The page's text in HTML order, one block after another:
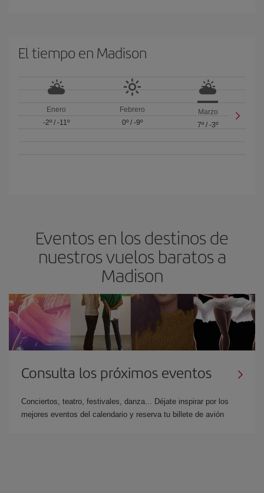
El tiempo en Madison
Enero
-2º/ -11º
Febrero
0º/ -9º
Marzo
7º /-3º
Eventos en los destinos de
nuestros vuelos baratos a
Madison
Consulta los próximos eventos
Conciertos, teatro, festivales, danza... Déjate inspirar por los
mejores eventos del calendario y reserva tu billete de avión